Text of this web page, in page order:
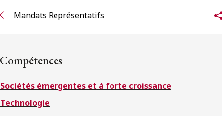
Réseau des anciens d’Osler
S’abonner aux articles Osler
S’abonner
Mandats Représentatifs
Compétences
Sociétés émergentes et à forte croissance
Technologie